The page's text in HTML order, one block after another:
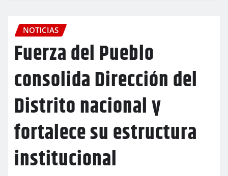
NOTICIAS
Fuerza del Pueblo
consolida Dirección del
Distrito nacional y
fortalece su estructura
institucional